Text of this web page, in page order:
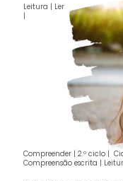
Leitura | Ler
|
Compreender | 2.º ciclo |
Compreensão escrita |